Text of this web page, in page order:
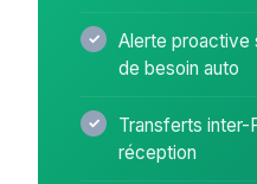
Alerte proactive
de besoin auto
Transferts
réception